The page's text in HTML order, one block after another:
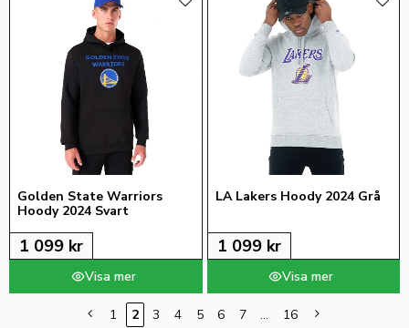
Golden State Warriors
Hoody 2024 Svart
1 099 kr
Lägg till i favoriter
LA Lakers Hoody 2024 Grå
1 099kr
1 2 3 4 5 6 7 ... 16